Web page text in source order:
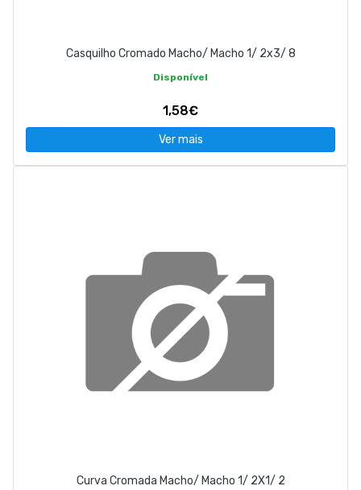
Casquilho Cromado Macho/ Macho 1/ 2x3/ 8
Disponível
1,58€
Ver mais
Curva Cromada Macho/ Macho 1/ 2X1/ 2